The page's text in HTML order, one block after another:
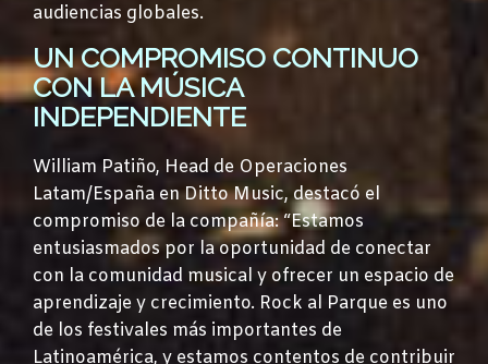
audiencias globales.
UN COMPROMISO CONTINUO
CON LA MÚSICA
INDEPENDIENTE
William Patiño, Head de Operaciones
Latam/España en Ditto Music, destacó el
compromiso de la compañía: “Estamos
entusiasmados por la oportunidad de conectar
con la comunidad musical y ofrecer un espacio de
aprendizaje y crecimiento. Rock al Parque es uno
de los festivales más importantes de
Latinoamérica, y estamos contentos de contribuir